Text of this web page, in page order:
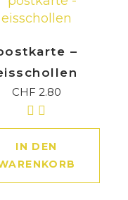
–
CHF 2.80
IN DEN